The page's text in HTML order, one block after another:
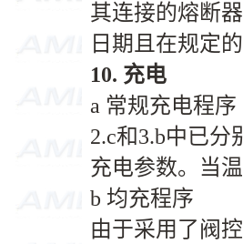
其连接的熔断
日期且在规定
10. 充电
a 常规充电程序
2.c和3.b中已
充电参数。当
b 均充程序
由于采用了阀